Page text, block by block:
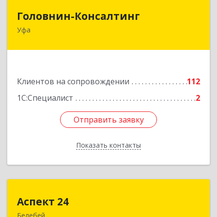
Головнин-Консалтинг
Уфа
Клиентов на сопровождении
112
1С:Специалист
2
Отправить заявку
Показать контакты
450006, Башкортостан Респ, Уфа г, Ленина ул,
Отправить заявку
Назад
Аспект 24
Белебей